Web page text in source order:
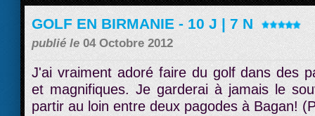
GOLF EN BIRMANIE - 10 J | 7 N
publié le 04 Octobre 2012
J'ai vraiment adoré faire du golf dans des
et magnifiques. Je garderai à jamais le
partir au loin entre deux pagodes à Bagan!